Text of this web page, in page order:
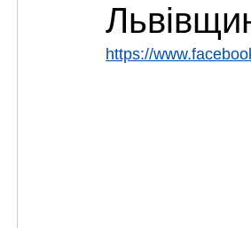
https://